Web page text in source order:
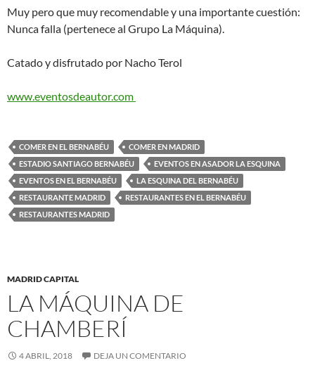
Muy pero que muy recomendable y una importante cuestión:
Nunca falla (pertenece al Grupo La Máquina).
Catado y disfrutado por Nacho Terol
www.eventosdeautor.com
COMER EN EL BERNABÉU
COMER EN MADRID
ESTADIO SANTIAGO BERNABÉU
EVENTOS EN ASADOR LA ESQUINA
EVENTOS EN EL BERNABÉU
LA ESQUINA DEL BERNABÉU
RESTAURANTE MADRID
RESTAURANTES EN EL BERNABÉU
RESTAURANTES MADRID
MADRID CAPITAL
LA MÁQUINA DE
CHAMBERÍ
4 ABRIL, 2018 DEJA UN COMENTARIO